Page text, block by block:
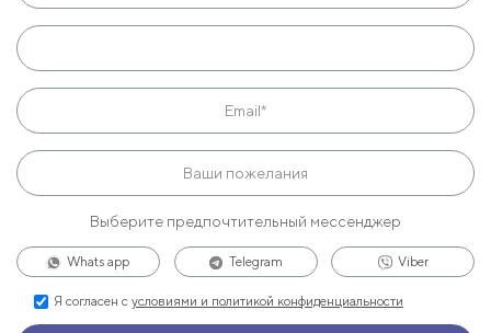
Выберите предпочтительный мессенджер
Whats app Telegram Viber
Я согласен с условиями и политикой конфиденциальности